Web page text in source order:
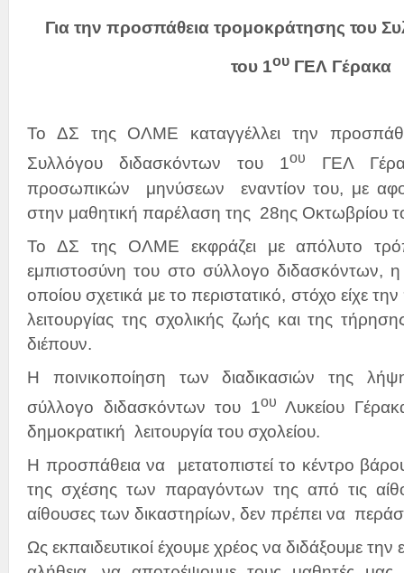
Για την προσπάθεια τρομοκράτησης του
του 1ου ΓΕΛ Γέρακα
Το ΔΣ της ΟΛΜΕ καταγγέλλει την
Συλλόγου διδασκόντων του 1ου
ΓΕΛ
προσωπικών μηνύσεων εναντίον του, με
στην μαθητική παρέλαση της 28ης Οκτωβρίου
Το ΔΣ της ΟΛΜΕ εκφράζει με απόλυτο
εμπιστοσύνη του στο σύλλογο
οποίου σχετικά με το περιστατικό, στόχο είχε
λειτουργίας της σχολικής ζωής και της
διέπουν.
Η ποινικοποίηση των διαδικασιών της
σύλλογο διδασκόντων του 1ου Λυκείου
δημοκρατική λειτουργία του σχολείου.
Η προσπάθεια να μετατοπιστεί το κέντρο
της σχέσης των παραγόντων της από τις
αίθουσες των δικαστηρίων, δεν πρέπει να
Ως εκπαιδευτικοί έχουμε χρέος να διδάξουμε την